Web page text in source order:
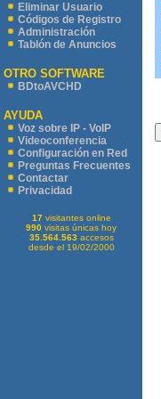
Eliminar Usuario
Códigos de Registro
Administración
Tablón de Anuncios
OTRO SOFTWARE
BDtoAVCHD
AYUDA
Voz sobre IP - VoIP
Videoconferencia
Configuración en Red
Preguntas Frecuentes
Contactar
Privacidad
17visitantes online
990 visitas únicas hoy
35.564.563 accesos
desde el 19/02/2000